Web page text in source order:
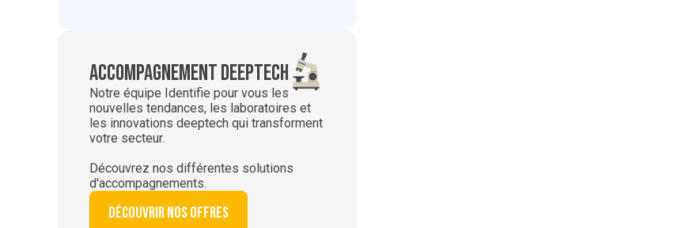
Accompagnement deeptech
Notre équipe Identifie pour vous les
nouvelles tendances, les laboratoires et
les innovations deeptech qui transforment
votre secteur.
Découvrez nos différentes solutions
d'accompagnements.
Découvrir nos offres